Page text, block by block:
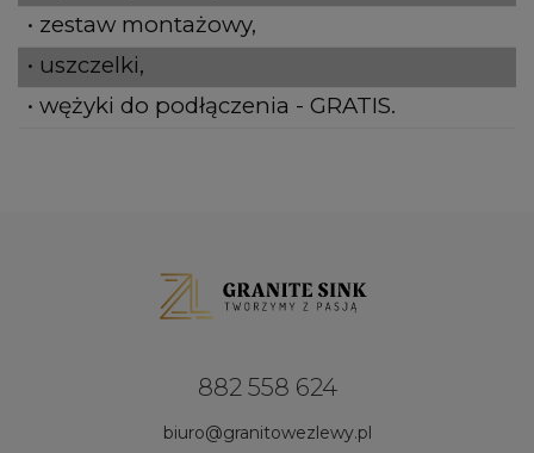
• zestaw montażowy,
• uszczelki,
• wężyki do podłączenia - GRATIS.
882 558 624
biuro@granitowezlewy.pl